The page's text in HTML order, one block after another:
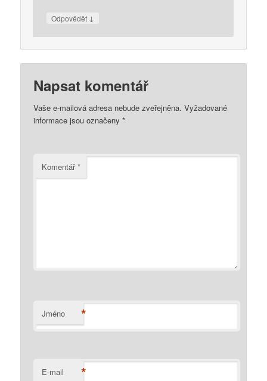
Odpovědět ↓
Napsat komentář
Vaše e-mailová adresa nebude zveřejněna. Vyžadované
informace jsou označeny*
Komentář*
Jméno *
E-mail *